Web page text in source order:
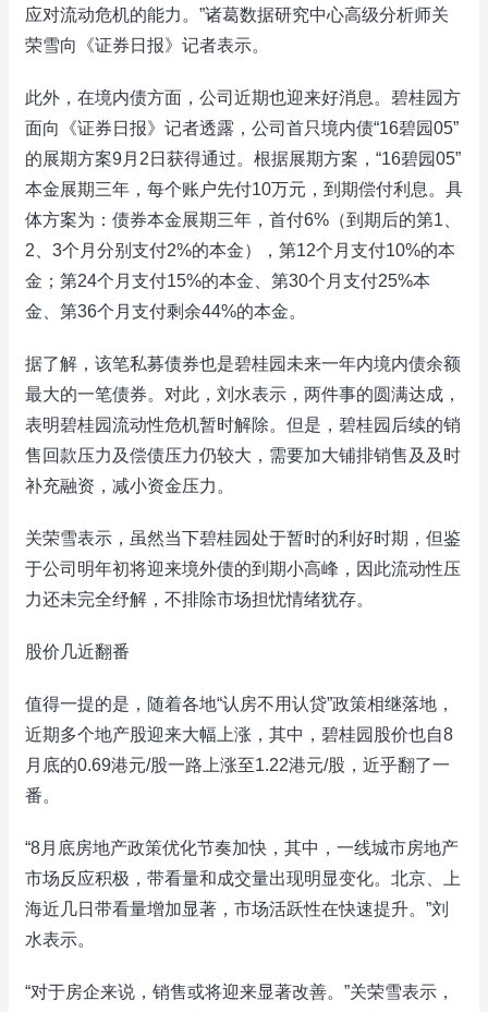
应对流动危机的能力。”诸葛数据研究中心高级分析师关
荣雪向《证券日报》记者表示。
此外，在境内债方面，公司近期也迎来好消息。碧桂园方
面向《证券日报》记者透露，公司首只境内债“16碧园05”
的展期方案9月2日获得通过。根据展期方案，“16碧园05”
本金展期三年，每个账户先付10万元，到期偿付利息。具
体方案为：债券本金展期三年，首付6%（到期后的第1、
2、3个月分别支付2%的本金），第12个月支付10%的本
金；第24个月支付15%的本金、第30个月支付25%本
金、第36个月支付剩余44%的本金。
据了解，该笔私募债券也是碧桂园未来一年内境内债余额
最大的一笔债券。对此，刘水表示，两件事的圆满达成，
表明碧桂园流动性危机暂时解除。但是，碧桂园后续的销
售回款压力及偿债压力仍较大，需要加大铺排销售及及时
补充融资，减小资金压力。
关荣雪表示，虽然当下碧桂园处于暂时的利好时期，但鉴
于公司明年初将迎来境外债的到期小高峰，因此流动性压
力还未完全纾解，不排除市场担忧情绪犹存。
股价几近翻番
值得一提的是，随着各地“认房不用认贷”政策相继落地，
近期多个地产股迎来大幅上涨，其中，碧桂园股价也自8
月底的0.69港元/股一路上涨至1.22港元/股，近乎翻了一
番。
“8月底房地产政策优化节奏加快，其中，一线城市房地产
市场反应积极，带看量和成交量出现明显变化。北京、上
海近几日带看量增加显著，市场活跃性在快速提升。”刘
水表示。
“对于房企来说，销售或将迎来显著改善。”关荣雪表示，